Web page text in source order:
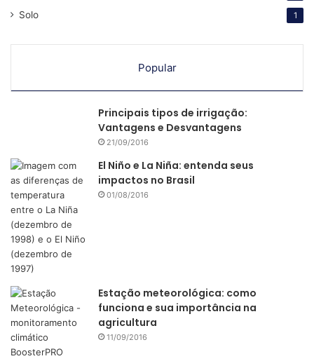
Solo 1
Popular
Principais tipos de irrigação:
Vantagens e Desvantagens
21/09/2016
El Niño e La Niña: entenda seus
impactos no Brasil
01/08/2016
Estação meteorológica: como
funciona e sua importância na
agricultura
11/09/2016